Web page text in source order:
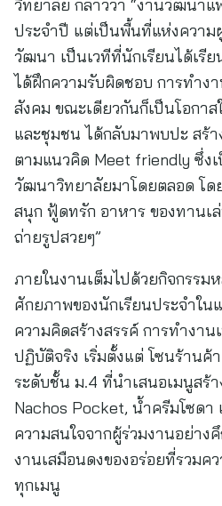
วิทยาลัย กล่าวว่า “งานวัฒนาแ
ประจำปี แต่เป็นพื้นที่แห่งความ
วัฒนา เป็นเวทีที่นักเรียนได้เรีย
ได้ฝึกความรับผิดชอบ การทำง
สังคม ขณะเดียวกันก็เป็นโอกา
และชุมชน ได้กลับมาพบปะ สร้
ตามแนวคิด Meet friendly ซึ่งเ
วัฒนาวิทยาลัยมาโดยตลอด โด
สนุก ฟู้ดทรัก อาหาร ของทานเ
ถ่ายรูปสวยๆ”
ภายในงานเต็มไปด้วยกิจกรรม
ศักยภาพของนักเรียนประจำใ
ความคิดสร้างสรรค์ การทำงา
ปฏิบัติจริง เริ่มตั้งแต่ โซนร้านค้
ระดับชั้น ม.4 ที่นำเสนอเมนูสร้
Nachos Pocket, น้ำครีมโซด
ความสนใจจากผู้ร่วมงานอย่าง
งานเสมือนดงของอร่อยที่รวมค
ทุกเมนู